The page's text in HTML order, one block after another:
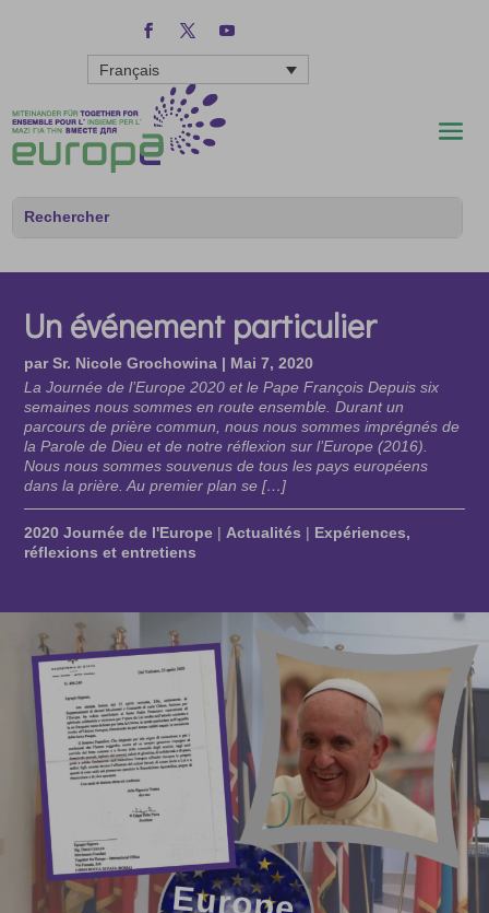
Français
Un événement particulier
parSr. Nicole Grochowina | Mai 7, 2020
La Journée de l’Europe 2020 et le Pape François Depuis six
semaines nous sommes en route ensemble. Durant un
parcours de prière commun, nous nous sommes imprégnés de
la Parole de Dieu et de notre réflexion sur l’Europe (2016).
Nous nous sommes souvenus de tous les pays européens
dans la prière. Au premier plan se […]
2020 Journée de l'Europe | Actualités | Expériences,
réflexions et entretiens